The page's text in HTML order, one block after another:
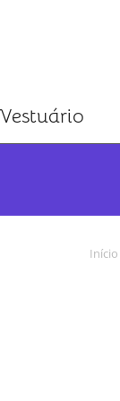
Vestuário
Você está aqui:
Início